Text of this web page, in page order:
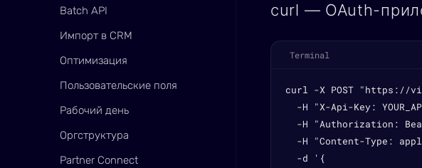
Batch API
Импорт в CRM
Оптимизация
Пользовательские поля
Рабочий день
Оргструктура
Partner Connect
curl — OAuth-
Terminal
curl -X POST "https://
-H "X-Api-Key:
-H "Authorization:
-H "Content-Type:
  -d '{